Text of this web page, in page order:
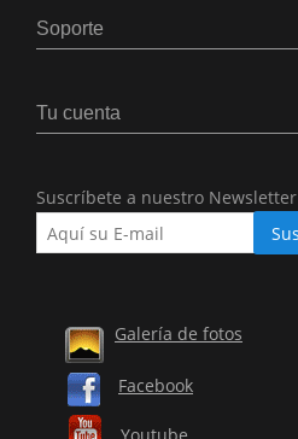
Soporte
Tu cuenta
Suscríbete a nuestro Newsletter
Galería de fotos
Facebook